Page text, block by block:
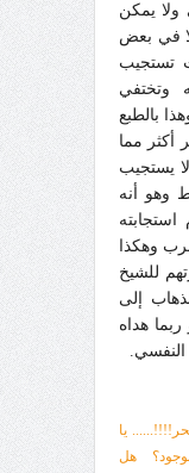
ولا يمكن
في بعض
تستجيب
وتختفي
بالطبع
أكثر مما
يستجيب
وهو أنه
وهكذا
للشيخ
إلى
هداه
النفسي.
يا
هل